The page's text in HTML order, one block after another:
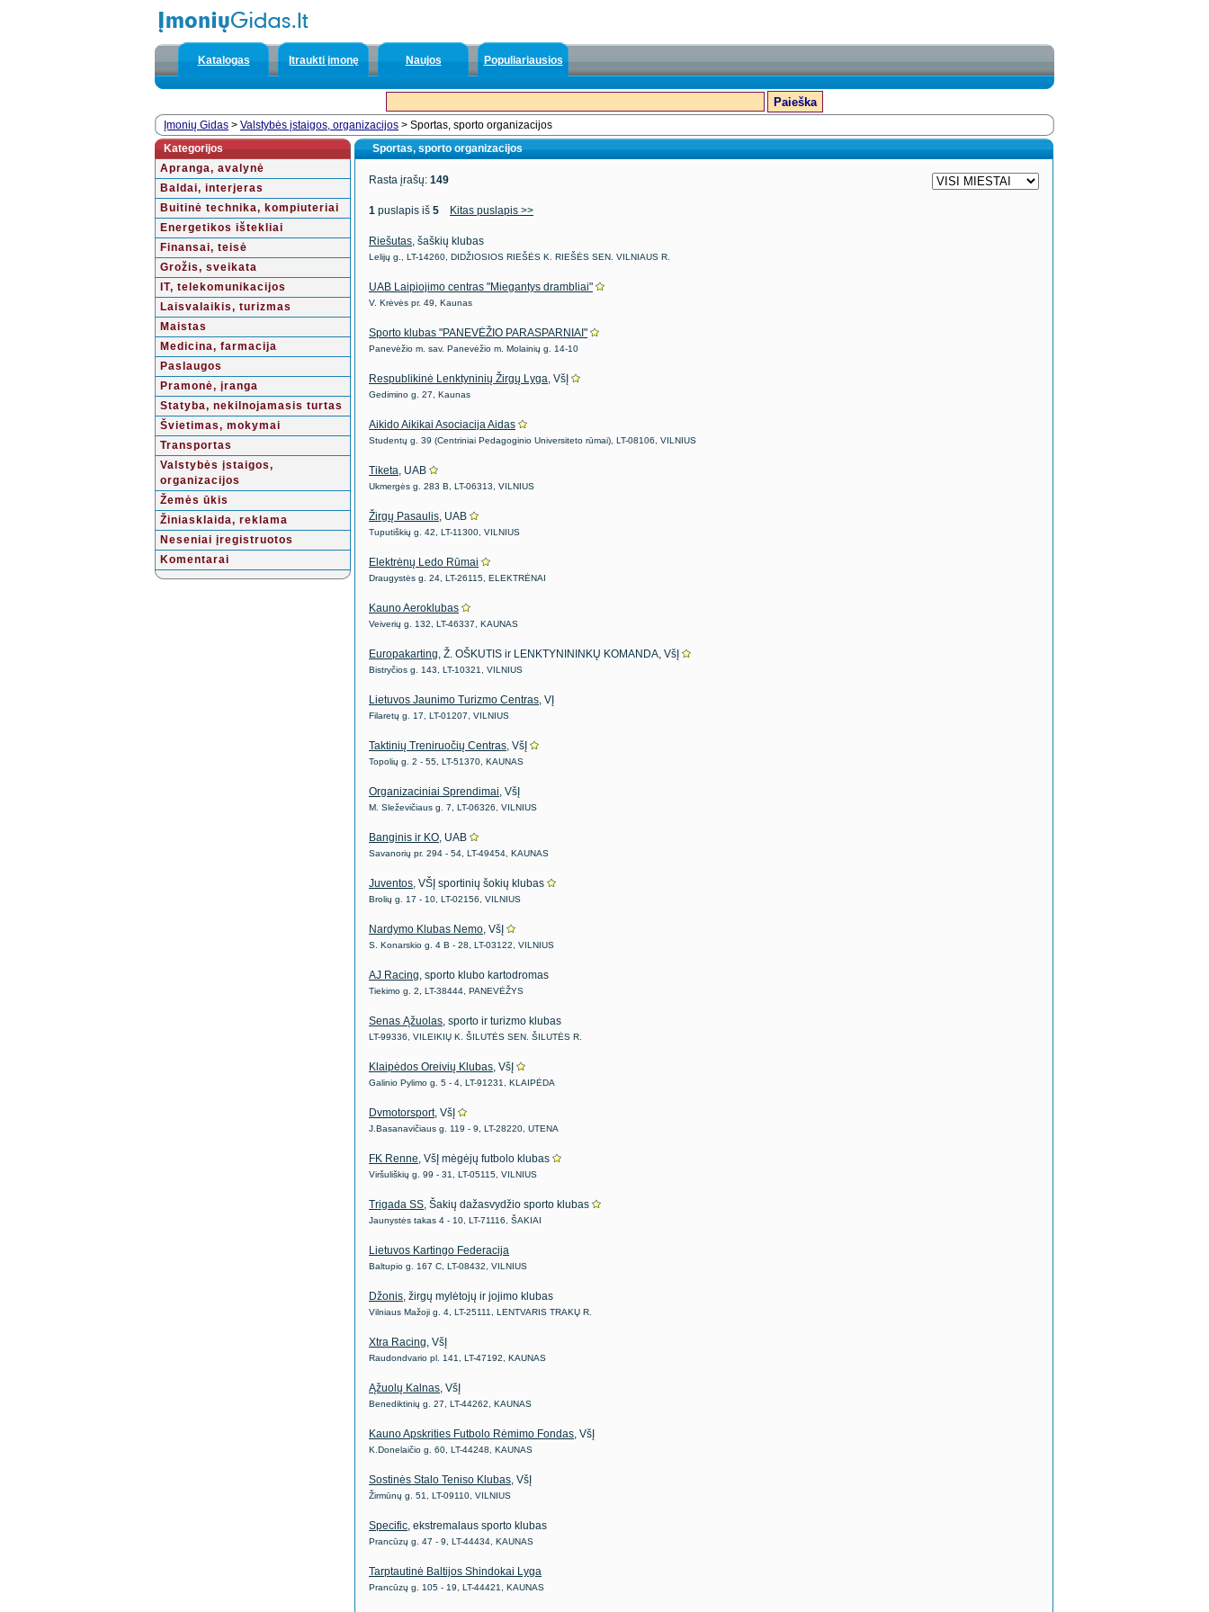
Katalogas Įtraukti įmonę Naujos Populiariausios
Įmonių Gidas > Valstybės įstaigos, organizacijos > Sportas, sporto organizacijos
Kategorijos
Apranga, avalynė
Baldai, interjeras
Buitinė technika, kompiuteriai
Energetikos ištekliai
Finansai, teisė
Grožis, sveikata
IT, telekomunikacijos
Laisvalaikis, turizmas
Maistas
Medicina, farmacija
Paslaugos
Pramonė, įranga
Statyba, nekilnojamasis turtas
Švietimas, mokymai
Transportas
Valstybės įstaigos,
organizacijos
Žemės ūkis
Žiniasklaida, reklama
Neseniai įregistruotos
Komentarai
Sportas, sporto organizacijos
Rasta įrašų: 149
1 puslapis iš 5 Kitas puslapis >>
Riešutas, šaškių klubas
Lelijų g., LT-14260, DIDŽIOSIOS RIEŠĖS K. RIEŠĖS SEN. VILNIAUS R.
UAB Laipiojimo centras "Miegantys drambliai"
V. Krėvės pr. 49, Kaunas
Sporto klubas "PANEVĖŽIO PARASPARNIAI"
Panevėžio m. sav. Panevėžio m. Molainių g. 14-10
Respublikinė Lenktyninių Žirgų Lyga, VšĮ
Gedimino g. 27, Kaunas
Aikido Aikikai Asociacija Aidas
Studentų g. 39 (Centriniai Pedagoginio Universiteto rūmai), LT-08106, VILNIUS
Tiketa, UAB
Ukmergės g. 283 B, LT-06313, VILNIUS
Žirgų Pasaulis, UAB
Tuputiškių g. 42, LT-11300, VILNIUS
Elektrėnų Ledo Rūmai
Draugystės g. 24, LT-26115, ELEKTRĖNAI
Kauno Aeroklubas
Veiverių g. 132, LT-46337, KAUNAS
Europakarting, Ž. OŠKUTIS ir LENKTYNININKŲ KOMANDA, VšĮ
Bistryčios g. 143, LT-10321, VILNIUS
Lietuvos Jaunimo Turizmo Centras, VĮ
Filaretų g. 17, LT-01207, VILNIUS
Taktinių Treniruočių Centras, VšĮ
Topolių g. 2 - 55, LT-51370, KAUNAS
Organizaciniai Sprendimai, VšĮ
M. Sleževičiaus g. 7, LT-06326, VILNIUS
Banginis ir KO, UAB
Savanorių pr. 294 - 54, LT-49454, KAUNAS
Juventos, VŠĮ sportinių šokių klubas
Brolių g. 17 - 10, LT-02156, VILNIUS
Nardymo Klubas Nemo, VšĮ
S. Konarskio g. 4 B - 28, LT-03122, VILNIUS
AJ Racing, sporto klubo kartodromas
Tiekimo g. 2, LT-38444, PANEVĖŽYS
Senas Ąžuolas, sporto ir turizmo klubas
LT-99336, VILEIKIŲ K. ŠILUTĖS SEN. ŠILUTĖS R.
Klaipėdos Oreivių Klubas, VšĮ
Galinio Pylimo g. 5 - 4, LT-91231, KLAIPĖDA
Dvmotorsport, VšĮ
J.Basanavičiaus g. 119 - 9, LT-28220, UTENA
FK Renne, VšĮ mėgėjų futbolo klubas
Viršuliškių g. 99 - 31, LT-05115, VILNIUS
Trigada SS, Šakių dažasvydžio sporto klubas
Jaunystės takas 4 - 10, LT-71116, ŠAKIAI
Lietuvos Kartingo Federacija
Baltupio g. 167 C, LT-08432, VILNIUS
Džonis, žirgų mylėtojų ir jojimo klubas
Vilniaus Mažoji g. 4, LT-25111, LENTVARIS TRAKŲ R.
Xtra Racing, VšĮ
Raudondvario pl. 141, LT-47192, KAUNAS
Ąžuolų Kalnas, VšĮ
Benediktinių g. 27, LT-44262, KAUNAS
Kauno Apskrities Futbolo Rėmimo Fondas, VšĮ
K.Donelaičio g. 60, LT-44248, KAUNAS
Sostinės Stalo Teniso Klubas, VšĮ
Žirmūnų g. 51, LT-09110, VILNIUS
Specific, ekstremalaus sporto klubas
Prancūzų g. 47 - 9, LT-44434, KAUNAS
Tarptautinė Baltijos Shindokai Lyga
Prancūzų g. 105 - 19, LT-44421, KAUNAS